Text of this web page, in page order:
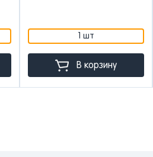
1 шт
В корзину